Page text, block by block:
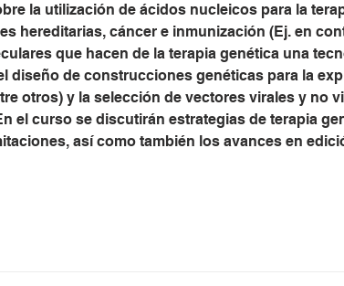
la utilización de ácidos nucleicos para la
hereditarias, cáncer e inmunización (Ej. en
que hacen de la terapia genética una
diseño de construcciones genéticas para la
otros) y la selección de vectores virales y no
el curso se discutirán estrategias de terapia
así como también los avances en